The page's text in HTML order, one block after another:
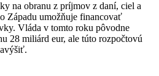
na obranu z príjmov z daní, ciel a
Západu umožňuje financovať
Vláda v tomto roku pôvodne
28 miliárd eur, ale túto rozpočtovú